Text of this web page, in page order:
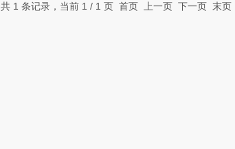
共 1 条记录，当前 1 / 1 页 首页 上一页 下一页 末页